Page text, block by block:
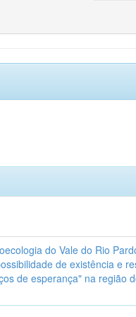
do Vale do Rio
de existência e
de esperança" na região